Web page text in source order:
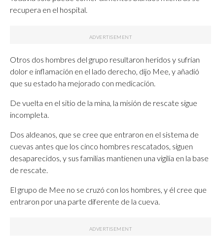
recupera en el hospital.
Otros dos hombres del grupo resultaron heridos y sufrían
dolor e inflamación en el lado derecho, dijo Mee, y añadió
que su estado ha mejorado con medicación.
De vuelta en el sitio de la mina, la misión de rescate sigue
incompleta.
Dos aldeanos, que se cree que entraron en el sistema de
cuevas antes que los cinco hombres rescatados, siguen
desaparecidos, y sus familias mantienen una vigilia en la base
de rescate.
El grupo de Mee no se cruzó con los hombres, y él cree que
entraron por una parte diferente de la cueva.